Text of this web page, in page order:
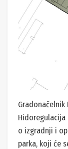
Hidoregulacija
o izgradnji i
parka, koji će